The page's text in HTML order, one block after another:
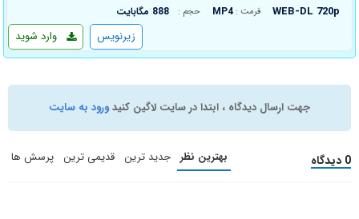
WEB-DL 720p فرمت : MP4 حجم : 888 مگابایت
وارد شوید زیرنویس
جهت ارسال دیدگاه ، ابتدا در سایت لاگین کنیدورود به سایت
0 دیدگاه بهترین نظر جدید ترین قدیمی ترین پرسش ها